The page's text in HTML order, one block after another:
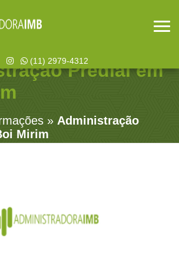
(11) 2979-4312Predial em
» Administração
Mirim